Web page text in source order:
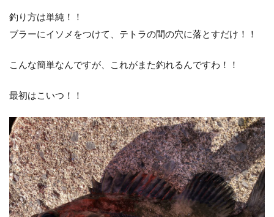
釣り方は単純！！
ブラーにイソメをつけて、テトラの間の穴に落とすだけ！！
こんな簡単なんですが、これがまた釣れるんですわ！！
最初はこいつ！！
Shimano
STRADIC C3000XGM
アイナメ
カメラを止めるな！
キャスト
ホッケ釣り
ナチュラム
ノースサファリ札幌
ノット
パームス
ビーチウォーカー
タックル
ビットコイン
ヒラメ
ヒラメ釣り
フィッシンググローブ
プレゼント
ベッキー ポイント
ホッケ
タックルインプレ
ダイワ
クイックセット